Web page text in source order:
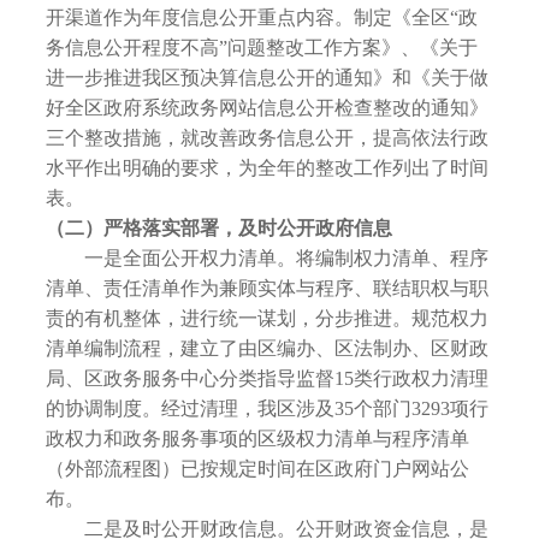
开渠道作为年度信息公开重点内容。制定《全区“政
务信息公开程度不高”问题整改工作方案》、《关于
进一步推进我区预决算信息公开的通知》和《关于做
好全区政府系统政务网站信息公开检查整改的通知》
三个整改措施，就改善政务信息公开，提高依法行政
水平作出明确的要求，为全年的整改工作列出了时间
表。
（二）严格落实部署，及时公开政府信息
一是全面公开权力清单。将编制权力清单、程序
清单、责任清单作为兼顾实体与程序、联结职权与职
责的有机整体，进行统一谋划，分步推进。规范权力
清单编制流程，建立了由区编办、区法制办、区财政
局、区政务服务中心分类指导监督15类行政权力清理
的协调制度。经过清理，我区涉及35个部门3293项行
政权力和政务服务事项的区级权力清单与程序清单
（外部流程图）已按规定时间在区政府门户网站公
布。
二是及时公开财政信息。公开财政资金信息，是